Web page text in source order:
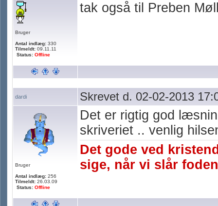
Bruger
Antal indlæg: 330
Tilmeldt: 09.11.11
Status: Offline
tak også til Preben
dardi Skrevet d. 02-02-2013
Bruger
Antal indlæg: 256
Tilmeldt: 26.03.09
Status: Offline
Det er rigtig god
skriveriet .. venlig
Det gode ved
sige, når vi slår